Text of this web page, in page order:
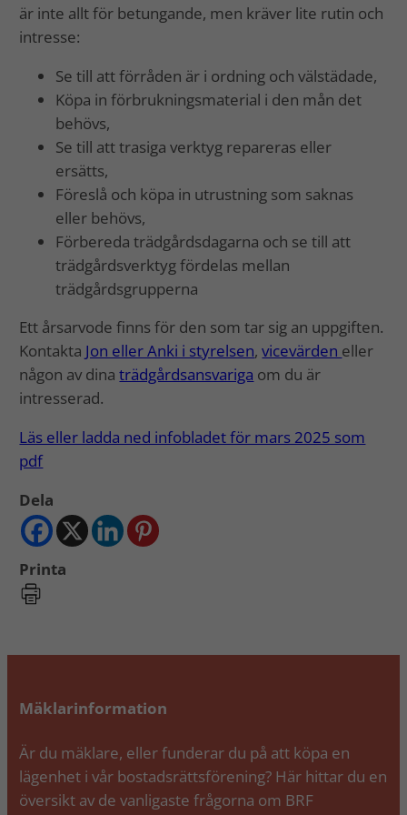
är inte allt för betungande, men kräver lite rutin och
intresse:
Se till att förråden är i ordning och välstädade,
Köpa in förbrukningsmaterial i den mån det
behövs,
Se till att trasiga verktyg repareras eller
ersätts,
Föreslå och köpa in utrustning som saknas
eller behövs,
Förbereda trädgårdsdagarna och se till att
trädgårdsverktyg fördelas mellan
trädgårdsgrupperna
Ett årsarvode finns för den som tar sig an uppgiften.
Kontakta Jon eller Anki i styrelsen,vicevärden eller
någon av dinaträdgårdsansvariga om du är
intresserad.
Läs eller ladda ned infobladet för mars 2025 som
pdf
Dela
Printa
Mäklarinformation
Är du mäklare, eller funderar du på att köpa en
lägenhet i vår bostadsrättsförening? Här hittar du en
översikt av de vanligaste frågorna om BRF